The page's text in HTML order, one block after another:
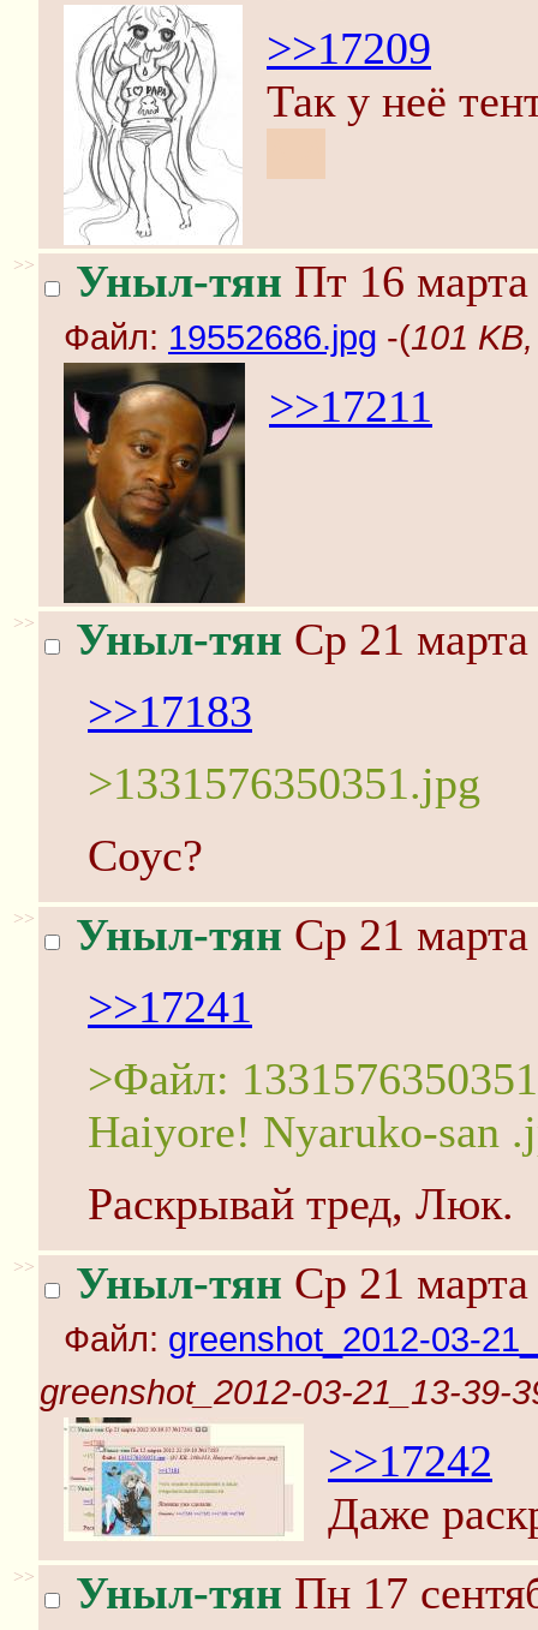
>>17209
Так у неё
>> Уныл-тян Пт 16
Файл: 19552686.jpg -(101
>>17211
>> Уныл-тян Ср 21
>>17183
>1331576350351.jpg
Соус?
>> Уныл-тян Ср 21
>>17241
>Файл:
Haiyore! Nyaruko-san
Раскрывай тред, Люк.
>> Уныл-тян Ср 21
Файл: greenshot_2012-03-
greenshot_2012-03-21_13-39-
>>17242
Даже
>> Уныл-тян Пн 17